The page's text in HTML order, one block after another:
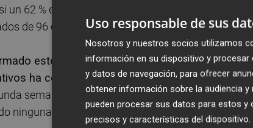
un 62 % en la segunda semana de febrero
de 96 centros, frente a los 449 grupos y 244
este lunes la Conselleria de Educación,
ha concluido la pasada semana con todas
semana de febrero, el 99,6 % de los grupos ha
ninguna incidencia.
Uso responsable de sus
Nosotros y nuestros socios utilizamos
información en su dispositivo y
y datos de navegación, para ofrecer
obtener información sobre la audiencia y
pueden procesar sus datos para estos
precisos y características del